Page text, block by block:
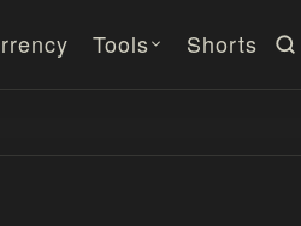
Tools Shorts